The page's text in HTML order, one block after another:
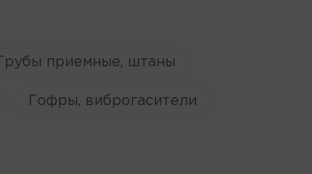
Трубы приемные, штаны
Гофры, виброгасители